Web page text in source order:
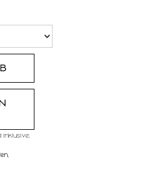
inklusive,